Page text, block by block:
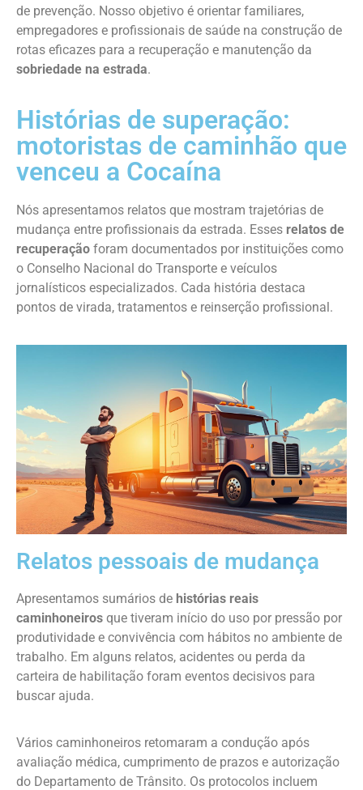
de prevenção. Nosso objetivo é orientar familiares,
empregadores e profissionais de saúde na construção de
rotas eficazes para a recuperação e manutenção da
sobriedade na estrada.
Histórias de superação:
motoristas de caminhão que
venceu a Cocaína
Nós apresentamos relatos que mostram trajetórias de
mudança entre profissionais da estrada. Esses relatos de
recuperação foram documentados por instituições como
o Conselho Nacional do Transporte e veículos
jornalísticos especializados. Cada história destaca
pontos de virada, tratamentos e reinserção profissional.
Relatos pessoais de mudança
Apresentamos sumários de histórias reais
caminhoneiros que tiveram início do uso por pressão por
produtividade e convivência com hábitos no ambiente de
trabalho. Em alguns relatos, acidentes ou perda da
carteira de habilitação foram eventos decisivos para
buscar ajuda.
Vários caminhoneiros retomaram a condução após
avaliação médica, cumprimento de prazos e autorização
do Departamento de Trânsito. Os protocolos incluem